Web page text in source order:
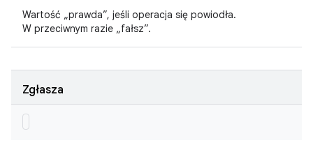
Wartość „prawda”, jeśli operacja się powiodła.
W przeciwnym razie „fałsz”.
Zgłasza